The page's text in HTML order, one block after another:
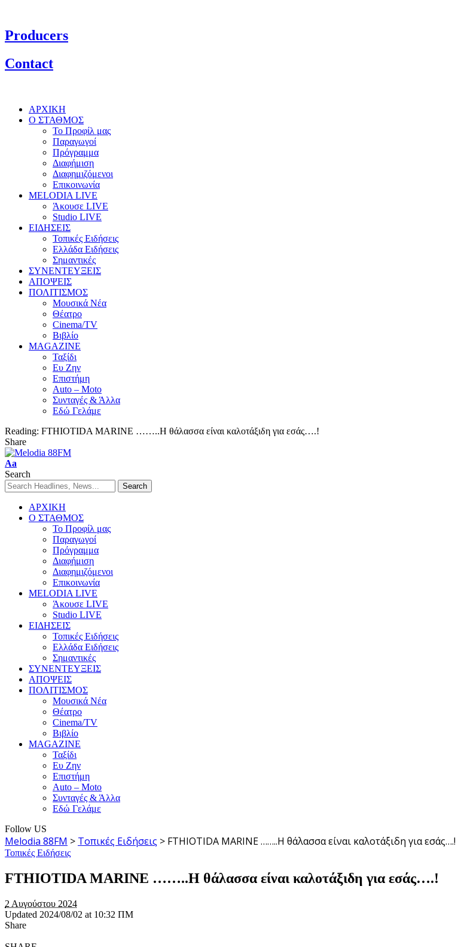
Producers
Contact
ΑΡΧΙΚΗ
Ο ΣΤΑΘΜΟΣ
Το Προφίλ μας
Παραγωγοί
Πρόγραμμα
Διαφήμιση
Διαφημιζόμενοι
Επικοινωνία
MELODIA LIVE
Άκουσε LIVE
Studio LIVE
ΕΙΔΗΣΕΙΣ
Τοπικές Ειδήσεις
Ελλάδα Ειδήσεις
Σημαντικές
ΣΥΝΕΝΤΕΥΞΕΙΣ
ΑΠΟΨΕΙΣ
ΠΟΛΙΤΙΣΜΟΣ
Μουσικά Νέα
Θέατρο
Cinema/TV
Βιβλίο
MAGAZINE
Ταξίδι
Ευ Ζην
Επιστήμη
Auto – Moto
Συνταγές & Άλλα
Εδώ Γελάμε
Reading: FTHIOTIDA MARINE ……..Η θάλασσα είναι καλοτάξιδη για εσάς….!
Share
Aa
Search
ΑΡΧΙΚΗ
Ο ΣΤΑΘΜΟΣ
Το Προφίλ μας
Παραγωγοί
Πρόγραμμα
Διαφήμιση
Διαφημιζόμενοι
Επικοινωνία
MELODIA LIVE
Άκουσε LIVE
Studio LIVE
ΕΙΔΗΣΕΙΣ
Τοπικές Ειδήσεις
Ελλάδα Ειδήσεις
Σημαντικές
ΣΥΝΕΝΤΕΥΞΕΙΣ
ΑΠΟΨΕΙΣ
ΠΟΛΙΤΙΣΜΟΣ
Μουσικά Νέα
Θέατρο
Cinema/TV
Βιβλίο
MAGAZINE
Ταξίδι
Ευ Ζην
Επιστήμη
Auto – Moto
Συνταγές & Άλλα
Εδώ Γελάμε
Follow US
Melodia 88FM > Τοπικές Ειδήσεις > FTHIOTIDA MARINE ……..Η θάλασσα είναι καλοτάξιδη για εσάς….!
Τοπικές Ειδήσεις
FTHIOTIDA MARINE ……..Η θάλασσα είναι καλοτάξιδη για εσάς….!
2 Αυγούστου 2024
Updated 2024/08/02 at 10:32 ΠΜ
Share